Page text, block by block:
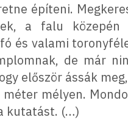
építeni.
a falu
és valami
de már
először ássák
mélyen.
kutatást. (…)